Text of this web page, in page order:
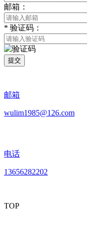
邮箱：
* 验证码：
提交
邮箱
wulim1985@126.com
电话
13656282202
TOP